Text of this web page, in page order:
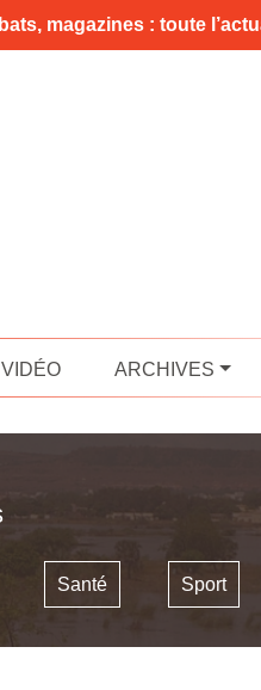
magazines : toute
VIDÉO ARCHIVES
Santé Sport